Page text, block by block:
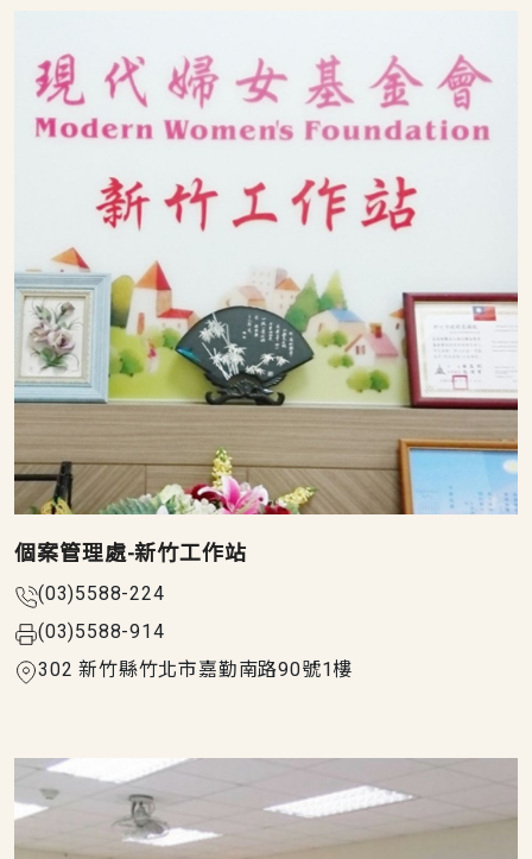
個案管理處-新竹工作站
(03)5588-224
(03)5588-914
302 新竹縣竹北市嘉勤南路90號1樓